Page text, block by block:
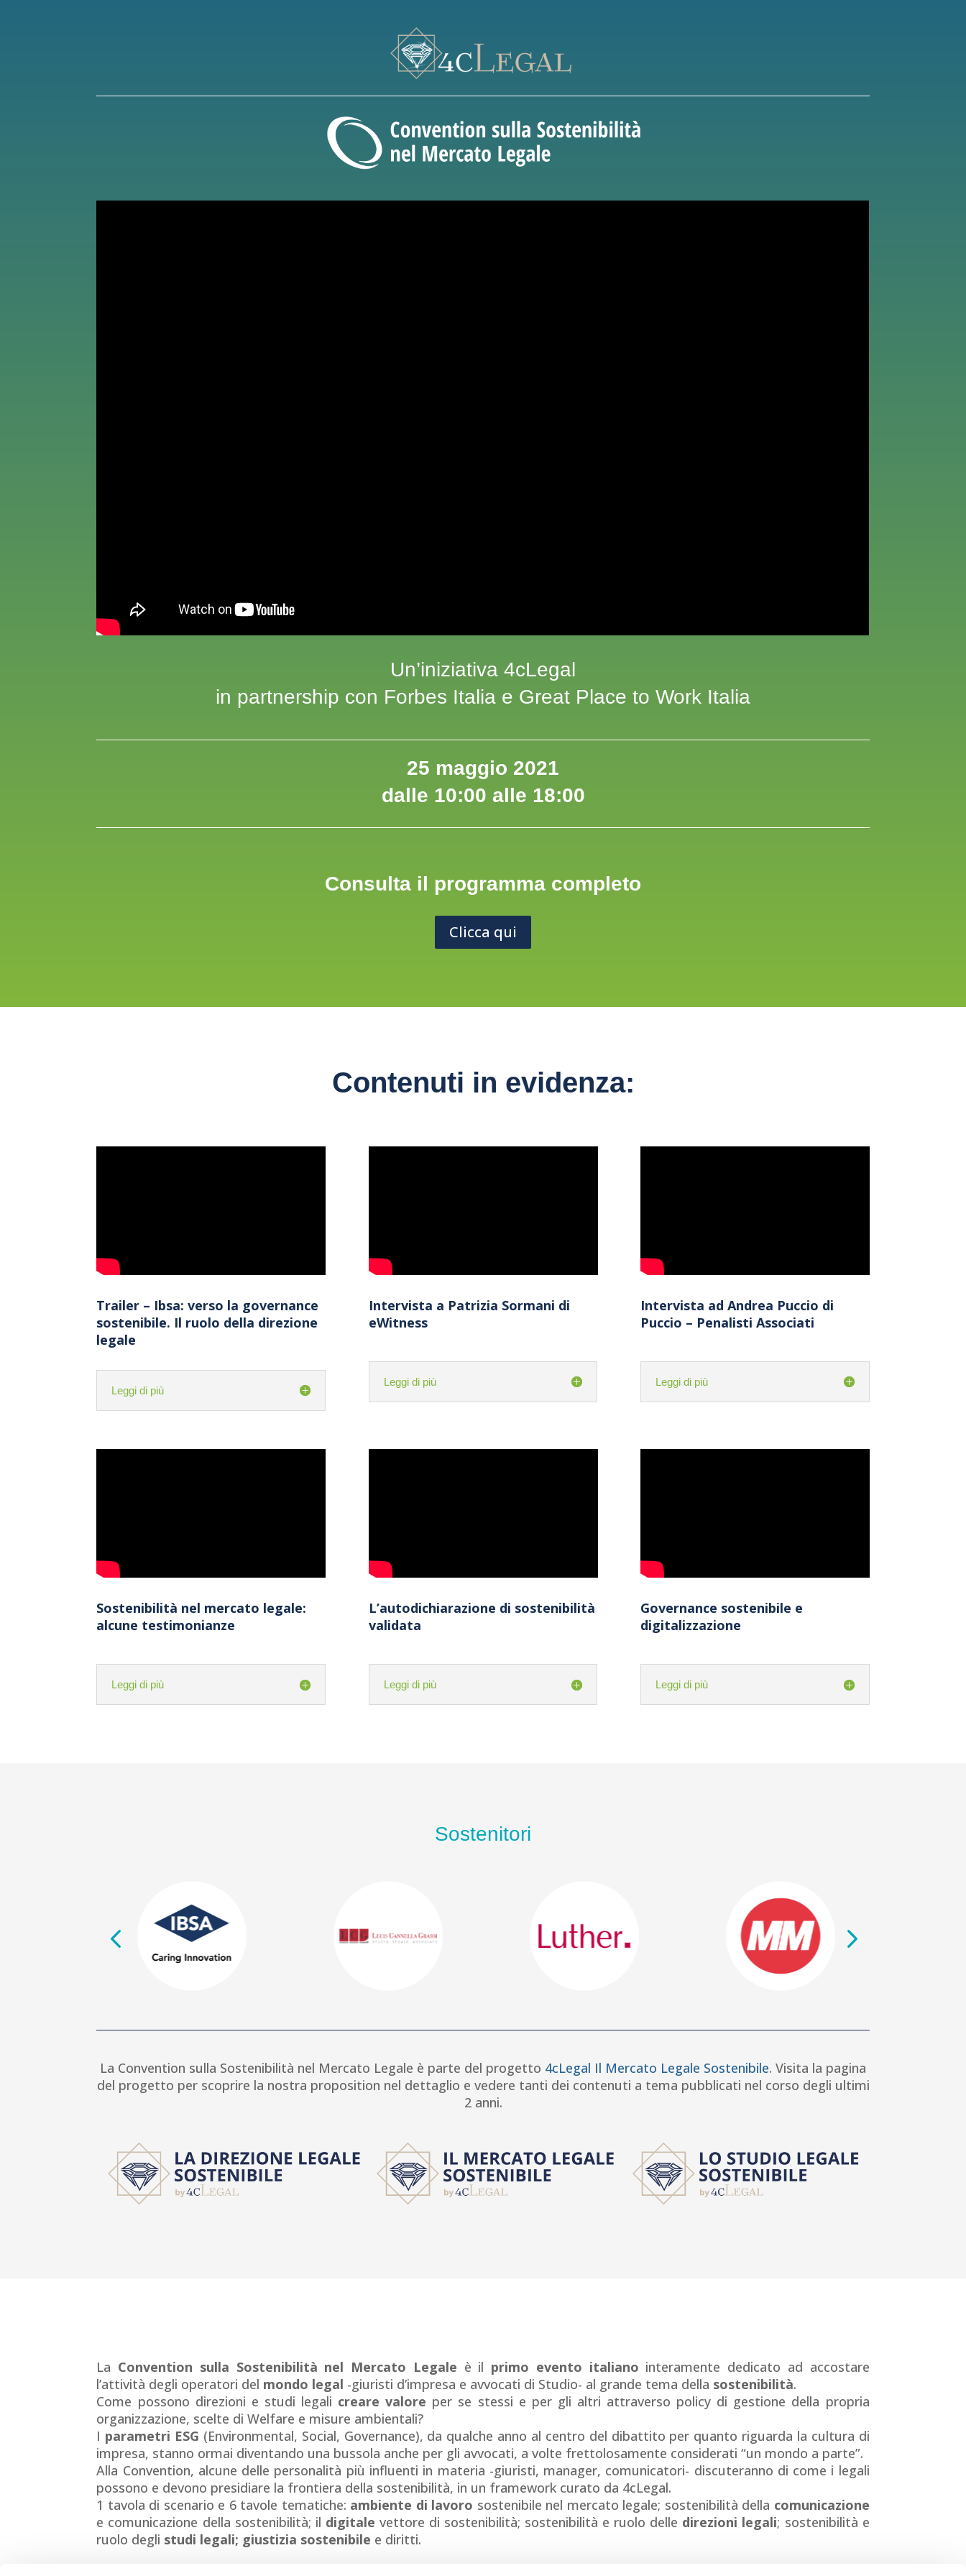
Un’iniziativa 4cLegal
in partnership con Forbes Italia e Great Place to Work Italia
25 maggio 2021
dalle 10:00 alle 18:00
Consulta il programma completo
Clicca qui
Contenuti in evidenza:
Trailer – Ibsa: verso la governance
sostenibile. Il ruolo della direzione
legale
Leggi di più
Intervista a Patrizia Sormani di
eWitness
Leggi di più
Intervista ad Andrea Puccio di
Puccio – Penalisti Associati
Leggi di più
Sostenibilità nel mercato legale:
alcune testimonianze
Leggi di più
L’autodichiarazione di sostenibilità
validata
Leggi di più
Governance sostenibile e
digitalizzazione
Leggi di più
Sostenitori
La Convention sulla Sostenibilità nel Mercato Legale è parte del progetto 4cLegal Il Mercato Legale Sostenibile. Visita la pagina
del progetto per scoprire la nostra proposition nel dettaglio e vedere tanti dei contenuti a tema pubblicati nel corso degli ultimi
2 anni.
La Convention sulla Sostenibilità nel Mercato Legale è il primo evento italiano interamente dedicato ad accostare
l’attività degli operatori del mondo legal -giuristi d’impresa e avvocati di Studio- al grande tema della sostenibilità.
Come possono direzioni e studi legali creare valore per se stessi e per gli altri attraverso policy di gestione della propria
organizzazione, scelte di Welfare e misure ambientali?
I parametri ESG (Environmental, Social, Governance), da qualche anno al centro del dibattito per quanto riguarda la cultura di
impresa, stanno ormai diventando una bussola anche per gli avvocati, a volte frettolosamente considerati “un mondo a parte”.
Alla Convention, alcune delle personalità più influenti in materia -giuristi, manager, comunicatori- discuteranno di come i legali
possono e devono presidiare la frontiera della sostenibilità, in un framework curato da 4cLegal.
1 tavola di scenario e 6 tavole tematiche: ambiente di lavoro sostenibile nel mercato legale; sostenibilità della comunicazione
e comunicazione della sostenibilità; il digitale vettore di sostenibilità; sostenibilità e ruolo delle direzioni legali; sostenibilità e
ruolo degli studi legali; giustizia sostenibile e diritti.